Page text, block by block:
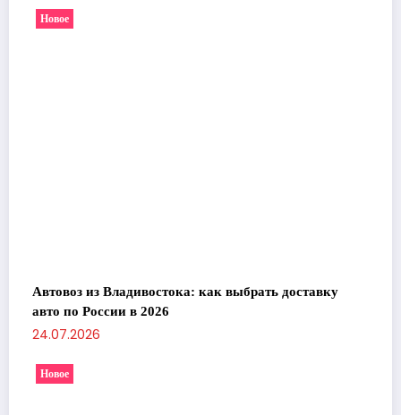
Новое
Автовоз из Владивостока: как выбрать доставку
авто по России в 2026
24.07.2026
Новое